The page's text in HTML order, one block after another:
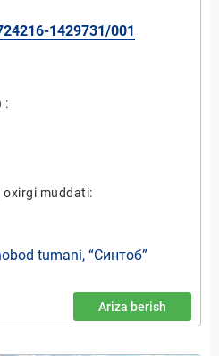
1429731/001
:
muddati:
tumani, “Синтоб”
Ariza berish